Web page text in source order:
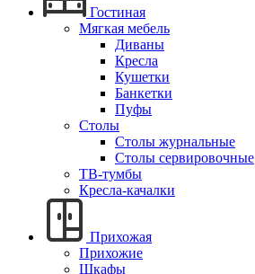
Гостиная
Мягкая мебель
Диваны
Кресла
Кушетки
Банкетки
Пуфы
Столы
Столы журнальные
Столы сервировочные
ТВ-тумбы
Кресла-качалки
Прихожая
Прихожие
Шкафы